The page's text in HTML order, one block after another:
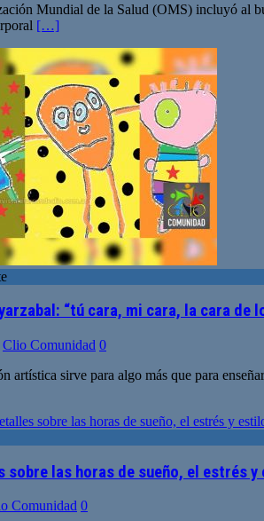
Mundial de la Salud (OMS) incluyó al
[…]
“tú cara, mi cara, la cara
Clio Comunidad 0
artística sirve para algo más que para
sobre las horas de sueño, el estrés
Comunidad 0